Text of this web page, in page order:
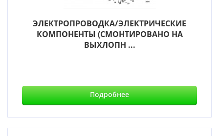
ЭЛЕКТРОПРОВОДКА/ЭЛЕКТРИЧЕСКИЕ
КОМПОНЕНТЫ (СМОНТИРОВАНО НА
ВЫХЛОПН ...
Подробнее